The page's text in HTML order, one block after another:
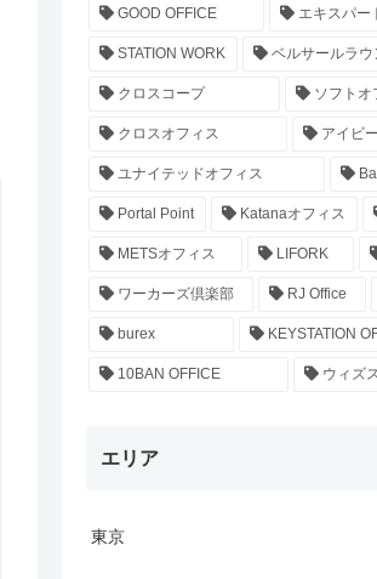
GOOD OFFICE エキスパー
STATION WORK ベルサールラウ
クロスコープ ソフトオ
クロスオフィス アイビ
ユナイテッドオフィス
Portal Point Katanaオフィス
METSオフィス LIFORK
ワーカーズ倶楽部 RJ Office
burex KEYSTATION
10BAN OFFICE ウィズ
エリア
東京